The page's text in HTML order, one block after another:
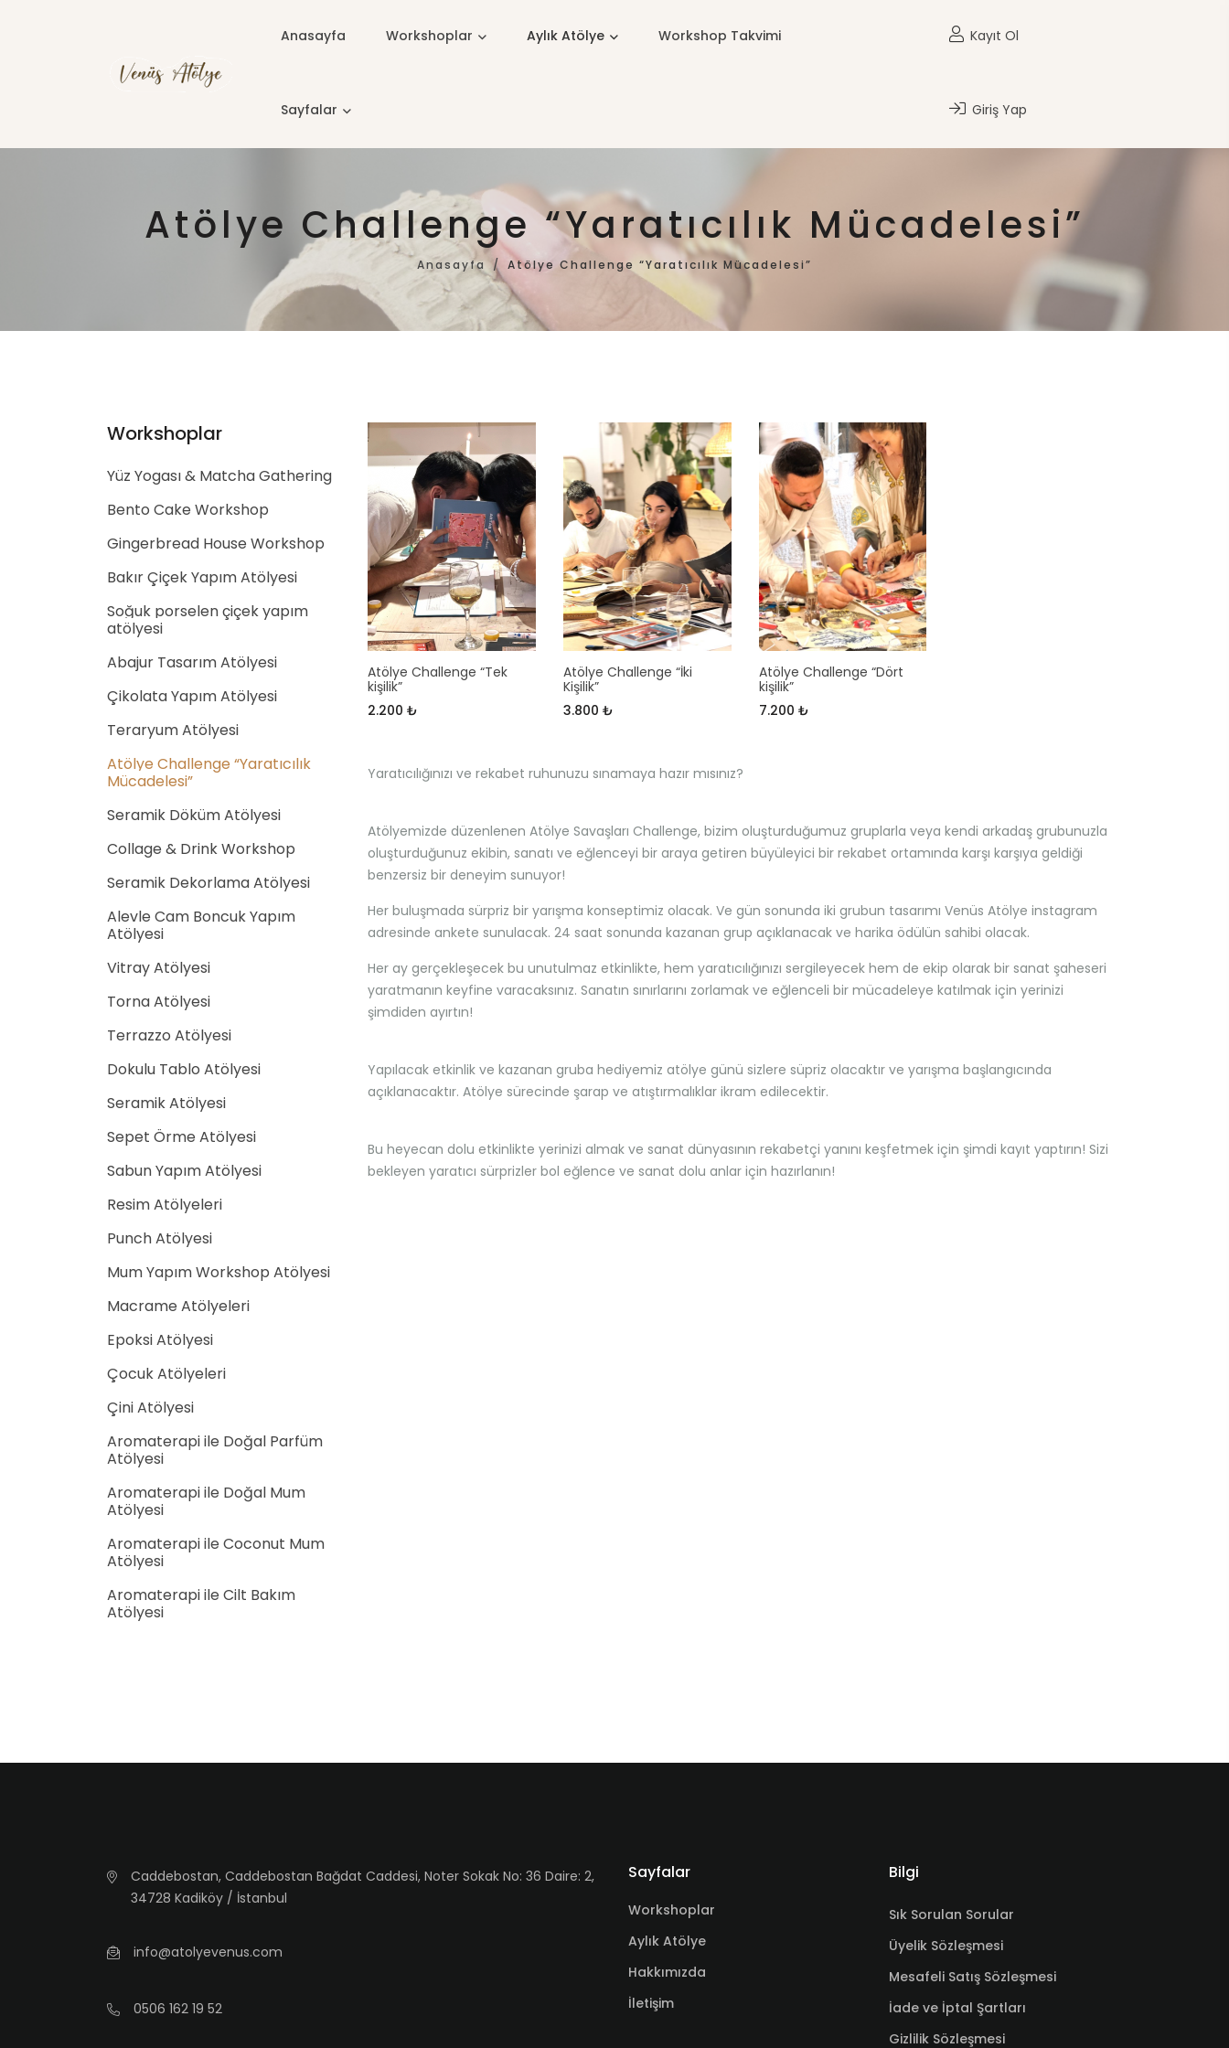
Anasayfa Workshoplar Aylık Atölye Workshop Takvimi
Sayfalar
Kayıt Ol
Giriş Yap
Atölye Challenge “Yaratıcılık Mücadelesi”
Anasayfa Atölye Challenge “Yaratıcılık Mücadelesi”
Workshoplar
Yüz Yogası & Matcha Gathering
Bento Cake Workshop
Gingerbread House Workshop
Bakır Çiçek Yapım Atölyesi
Soğuk porselen çiçek yapım
atölyesi
Abajur Tasarım Atölyesi
Çikolata Yapım Atölyesi
Teraryum Atölyesi
Atölye Challenge “Yaratıcılık
Mücadelesi”
Seramik Döküm Atölyesi
Collage & Drink Workshop
Seramik Dekorlama Atölyesi
Alevle Cam Boncuk Yapım
Atölyesi
Vitray Atölyesi
Torna Atölyesi
Terrazzo Atölyesi
Dokulu Tablo Atölyesi
Seramik Atölyesi
Sepet Örme Atölyesi
Sabun Yapım Atölyesi
Resim Atölyeleri
Punch Atölyesi
Mum Yapım Workshop Atölyesi
Macrame Atölyeleri
Epoksi Atölyesi
Çocuk Atölyeleri
Çini Atölyesi
Aromaterapi ile Doğal Parfüm
Atölyesi
Aromaterapi ile Doğal Mum
Atölyesi
Aromaterapi ile Coconut Mum
Atölyesi
Aromaterapi ile Cilt Bakım
Atölyesi
Atölye Challenge “Tek
kişilik”
2.200 ₺
Atölye Challenge “İki
Kişilik”
3.800 ₺
Atölye Challenge “Dört
kişilik”
7.200 ₺
Yaratıcılığınızı ve rekabet ruhunuzu sınamaya hazır mısınız?
Atölyemizde düzenlenen Atölye Savaşları Challenge, bizim oluşturduğumuz gruplarla veya kendi arkadaş grubunuzla
oluşturduğunuz ekibin, sanatı ve eğlenceyi bir araya getiren büyüleyici bir rekabet ortamında karşı karşıya geldiği
benzersiz bir deneyim sunuyor!
Her buluşmada sürpriz bir yarışma konseptimiz olacak. Ve gün sonunda iki grubun tasarımı Venüs Atölye instagram
adresinde ankete sunulacak. 24 saat sonunda kazanan grup açıklanacak ve harika ödülün sahibi olacak.
Her ay gerçekleşecek bu unutulmaz etkinlikte, hem yaratıcılığınızı sergileyecek hem de ekip olarak bir sanat şaheseri
yaratmanın keyfine varacaksınız. Sanatın sınırlarını zorlamak ve eğlenceli bir mücadeleye katılmak için yerinizi
şimdiden ayırtın!
Yapılacak etkinlik ve kazanan gruba hediyemiz atölye günü sizlere süpriz olacaktır ve yarışma başlangıcında
açıklanacaktır. Atölye sürecinde şarap ve atıştırmalıklar ikram edilecektir.
Bu heyecan dolu etkinlikte yerinizi almak ve sanat dünyasının rekabetçi yanını keşfetmek için şimdi kayıt yaptırın! Sizi
bekleyen yaratıcı sürprizler bol eğlence ve sanat dolu anlar için hazırlanın!
Caddebostan, Caddebostan Bağdat Caddesi, Noter Sokak No: 36 Daire: 2,
34728 Kadiköy / İstanbul
info@atolyevenus.com
0506 162 19 52
Sayfalar
Workshoplar
Aylık Atölye
Hakkımızda
İletişim
Bilgi
Sık Sorulan Sorular
Üyelik Sözleşmesi
Mesafeli Satış Sözleşmesi
İade ve İptal Şartları
Gizlilik Sözleşmesi